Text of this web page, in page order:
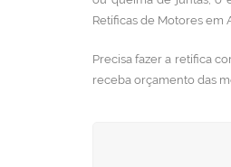
Retíficas de Motores em
Precisa fazer a retífica
receba orçamento das